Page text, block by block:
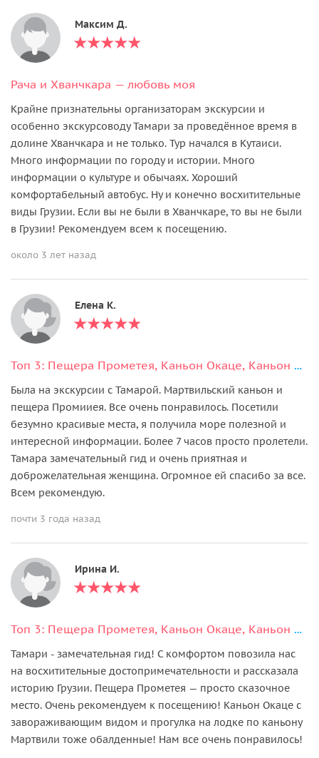
Максим Д.
Рача и Хванчкара — любовь моя
Крайне признательны организаторам экскурсии и
особенно экскурсоводу Тамари за проведённое время в
долине Хванчкара и не только. Тур начался в Кутаиси.
Много информации по городу и истории. Много
информации о культуре и обычаях. Хороший
комфортабельный автобус. Ну и конечно восхитительные
виды Грузии. Если вы не были в Хванчкаре, то вы не были
в Грузии! Рекомендуем всем к посещению.
около 3 лет назад
Елена К.
Топ 3: Пещера Прометея, Каньон Окаце, Каньон Мартвили
Была на экскурсии с Тамарой. Мартвильский каньон и
пещера Промииея. Все очень понравилось. Посетили
безумно красивые места, я получила море полезной и
интересной информации. Более 7 часов просто пролетели.
Тамара замечательный гид и очень приятная и
доброжелательная женщина. Огромное ей спасибо за все.
Всем рекомендую.
почти 3 года назад
Ирина И.
Топ 3: Пещера Прометея, Каньон Окаце, Каньон Мартвили
Тамари - замечательная гид! С комфортом повозила нас
на восхитительные достопримечательности и рассказала
историю Грузии. Пещера Прометея — просто сказочное
место. Очень рекомендуем к посещению! Каньон Окаце с
завораживающим видом и прогулка на лодке по каньону
Мартвили тоже обалденные! Нам все очень понравилось!